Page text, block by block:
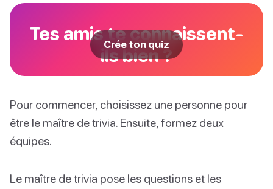
Tes amis te connaissent-
ils bien ?
Crée ton quiz
Pour commencer, choisissez une personne pour
être le maître de trivia. Ensuite, formez deux
équipes.
Le maître de trivia pose les questions et les